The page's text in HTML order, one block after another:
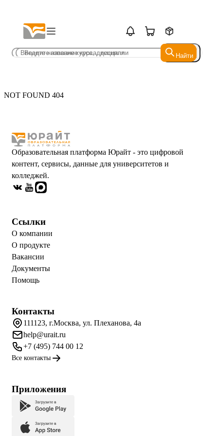
Найти
Найти
NOT FOUND 404
Образовательная платформа Юрайт - это цифровой
контент, сервисы, данные для университетов и
колледжей.
Ссылки
О компании
О продукте
Вакансии
Документы
Помощь
Контакты
111123, г.Москва, ул. Плеханова, 4а
help@urait.ru
+7 (495) 744 00 12
Все контакты
Приложения